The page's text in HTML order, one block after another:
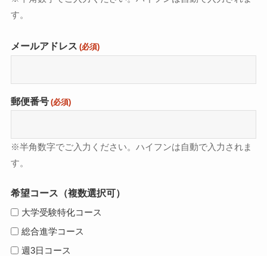
す。
メールアドレス (必須)
郵便番号 (必須)
※半角数字でご入力ください。ハイフンは自動で入力されま
す。
希望コース（複数選択可）
大学受験特化コース
総合進学コース
週3日コース